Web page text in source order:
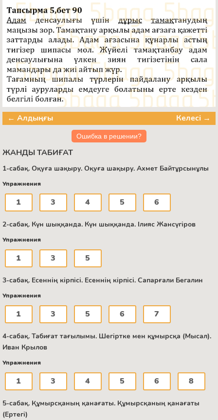
← Алдыңғы Келесі →
Ошибка в решении?
ЖАНДЫ ТАБИҒАТ
1-сабақ. Оқуға шақыру. Оқуға шақыру. Ахмет Байтұрсынұлы
Упражнения
1 3 4 5 6
2-сабақ. Күн шыққанда. Күн шыққанда. Ілияс Жансүгіров
Упражнения
1 3 5
3-сабақ. Есеннің кірпісі. Есеннің кірпісі. Сапарғали Бегалин
Упражнения
1 3 5 6 7
4-сабақ. Табиғат тағылымы. Шегіртке мен құмырсқа (Мысал).
Иван Крылов
Упражнения
1 3 4 5 6 8
5-сабақ. Құмырсқаның қанағаты. Құмырсқаның қанағаты
(Ертегі)